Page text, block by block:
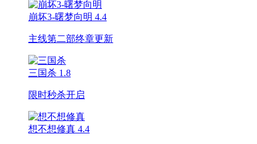
崩坏3-曙梦向明 4.4
主线第二部终章更新
三国杀 1.8
限时秒杀开启
想不想修真 4.4